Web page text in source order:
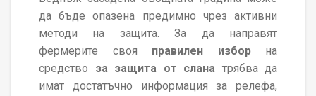
да бъде опазена предимно чрез активни
методи на защита. За да направят
фермерите своя правилен изборна
средство за защита от слана трябва да
имат достатъчно информация за релефа,